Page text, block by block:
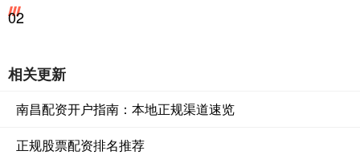
02
相关更新
南昌配资开户指南：本地正规渠道速览
正规股票配资排名推荐